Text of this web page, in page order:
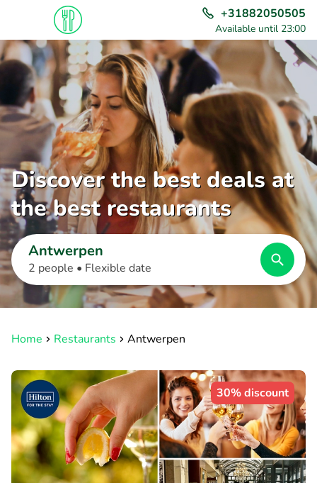
+31882050505
Available until 23:00
Discover the best deals at
the best restaurants
Antwerpen
2 people • Flexible date
Home Restaurants Antwerpen
30% discount